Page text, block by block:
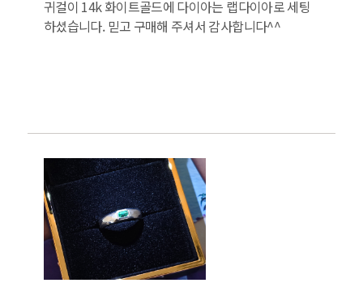
귀걸이 14k 화이트골드에 다이아는 랩다이아로 세팅
하셨습니다. 믿고 구매해 주셔서 감사합니다^^